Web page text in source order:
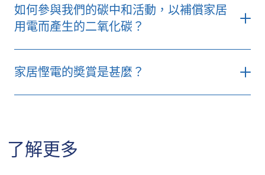
如何參與我們的碳中和活動，以補償家居
用電而產生的二氧化碳？
家居慳電的奬賞是甚麼？
按此
了解更多